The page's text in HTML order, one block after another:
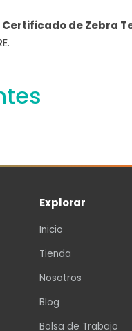
de Zebra
Explorar
Inicio
Tienda
Nosotros
Blog
Bolsa de Trabajo